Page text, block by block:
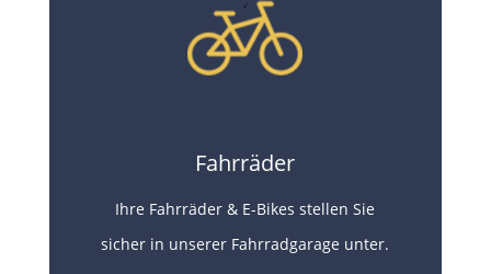
Fahrräder
Ihre Fahrräder & E-Bikes stellen Sie
sicher in unserer Fahrradgarage unter.